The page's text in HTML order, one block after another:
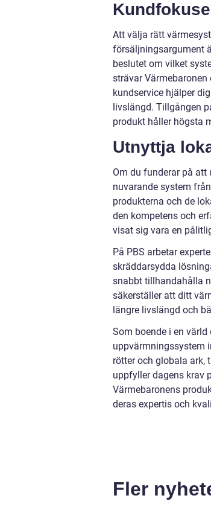
Att välja rätt
försäljningsargument
beslutet om vilket
strävar
kundservice hjälper
livslängd. Tillgången
produkt håller högsta
Utnyttja
Om du funderar på
nuvarande system
produkterna och de
den kompetens och
visat sig vara en
På PBS arbetar
skräddarsydda
snabbt tillhandahålla
säkerställer att ditt
längre livslängd och
Som boende i en
uppvärmningssystem
rötter och globala ark,
uppfyller dagens krav
Värmebaronens
deras expertis och
Fler